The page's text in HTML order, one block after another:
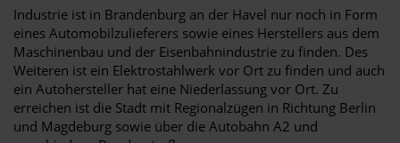
Industrie ist in Brandenburg an der Havel nur noch in Form
eines Automobilzulieferers sowie eines Herstellers aus dem
Maschinenbau und der Eisenbahnindustrie zu finden. Des
Weiteren ist ein Elektrostahlwerk vor Ort zu finden und auch
ein Autohersteller hat eine Niederlassung vor Ort. Zu
erreichen ist die Stadt mit Regionalzügen in Richtung Berlin
und Magdeburg sowie über die Autobahn A2 und